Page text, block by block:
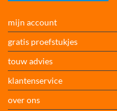
mijn account
gratis proefstukjes
touw advies
klantenservice
over ons